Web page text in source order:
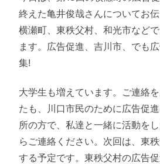
終えた亀井俊哉さんについてお伝
横瀬町、東秩父村、和光市など
ます。広告促進、吉川市、でも
集!
大学生も増えています。ご連絡
たも、川口市民のために広告促
所の方で、私達と一緒に活動を
らご連絡ください。次回は、東
する予定です。東秩父村の広告